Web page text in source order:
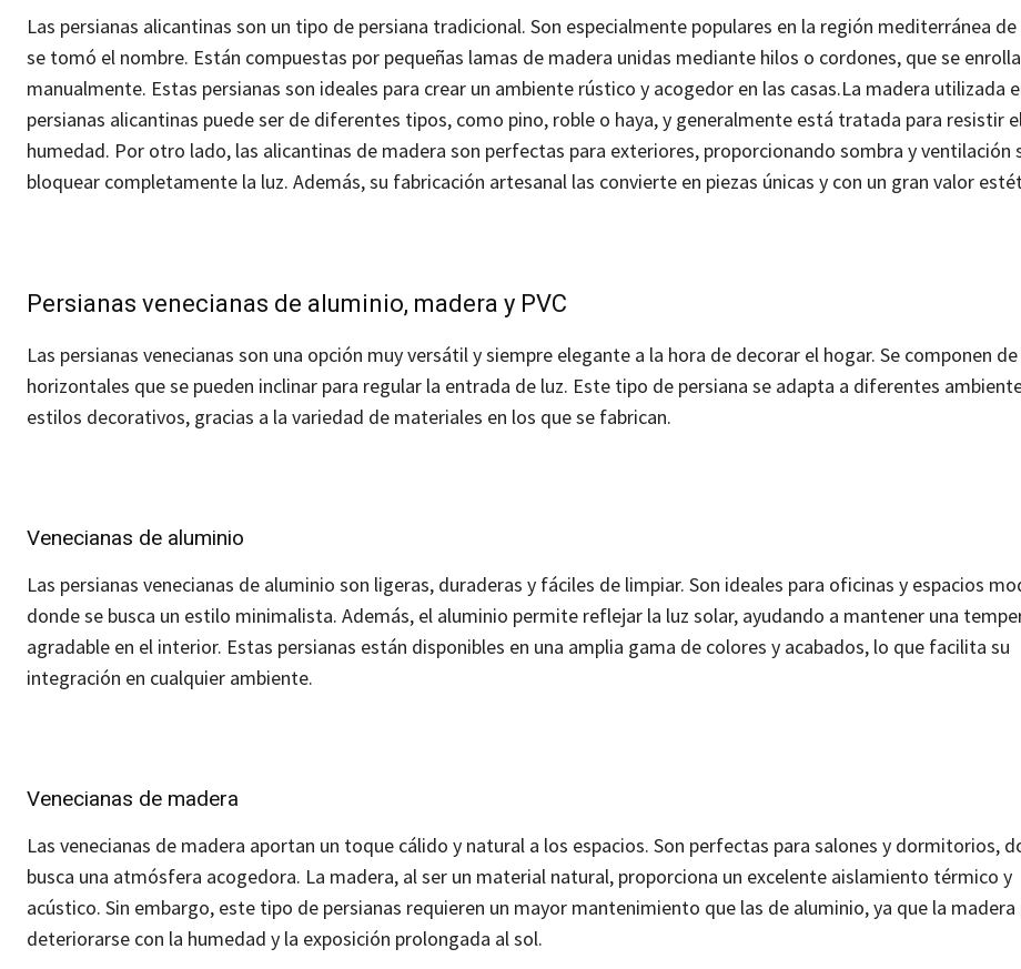
Las persianas alicantinas son un tipo de persiana tradicional. Son especialmente populares en la región mediterránea
se tomó el nombre. Están compuestas por pequeñas lamas de madera unidas mediante hilos o cordones, que se
manualmente. Estas persianas son ideales para crear un ambiente rústico y acogedor en las casas.La madera utilizada
persianas alicantinas puede ser de diferentes tipos, como pino, roble o haya, y generalmente está tratada para resistir
humedad. Por otro lado, las alicantinas de madera son perfectas para exteriores, proporcionando sombra y ventilación
bloquear completamente la luz. Además, su fabricación artesanal las convierte en piezas únicas y con un gran valor
Persianas venecianas de aluminio, madera y PVC
Las persianas venecianas son una opción muy versátil y siempre elegante a la hora de decorar el hogar. Se componen
horizontales que se pueden inclinar para regular la entrada de luz. Este tipo de persiana se adapta a diferentes
estilos decorativos, gracias a la variedad de materiales en los que se fabrican.
Venecianas de aluminio
Las persianas venecianas de aluminio son ligeras, duraderas y fáciles de limpiar. Son ideales para oficinas y espacios
donde se busca un estilo minimalista. Además, el aluminio permite reflejar la luz solar, ayudando a mantener una
agradable en el interior. Estas persianas están disponibles en una amplia gama de colores y acabados, lo que facilita su
integración en cualquier ambiente.
Venecianas de madera
Las venecianas de madera aportan un toque cálido y natural a los espacios. Son perfectas para salones y dormitorios,
busca una atmósfera acogedora. La madera, al ser un material natural, proporciona un excelente aislamiento térmico y
acústico. Sin embargo, este tipo de persianas requieren un mayor mantenimiento que las de aluminio, ya que la madera
deteriorarse con la humedad y la exposición prolongada al sol.